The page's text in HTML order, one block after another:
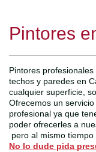
Pintores
Pintores
techos y paredes en
cualquier superficie,
Ofrecemos un
profesional ya que
poder ofrecerles a
pero al mismo
No lo dude pida